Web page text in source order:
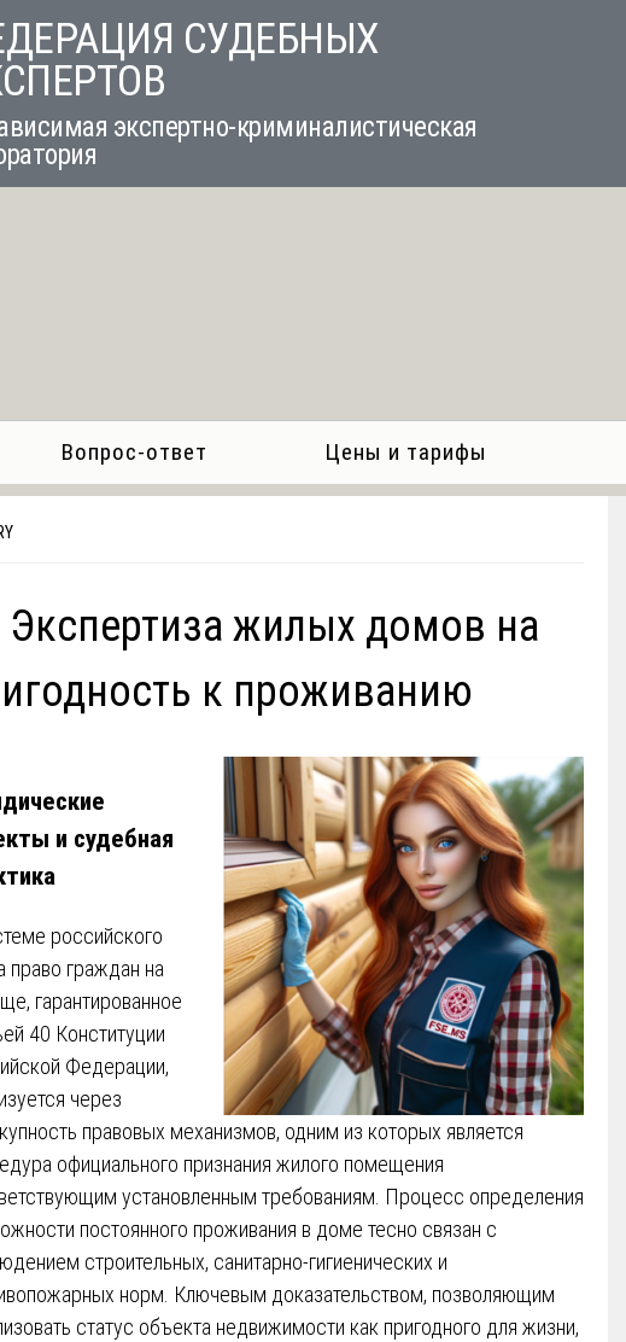
СУДЕБНЫХ
экспертно-криминалистическая
Вопрос-ответ Цены и тарифы
жилых домов на
к проживанию
и судебная
российского
право граждан на
гарантированное
40 Конституции
Федерации,
через
правовых механизмов, одним из которых является
официального признания жилого помещения
установленным требованиям. Процесс определения
постоянного проживания в доме тесно связан с
строительных, санитарно-гигиенических и
норм. Ключевым доказательством, позволяющим
статус объекта недвижимости как пригодного для жизни,